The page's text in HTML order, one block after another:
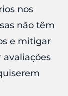
nos
não têm
e mitigar
avaliações